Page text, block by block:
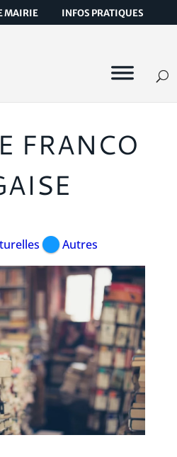
MAIRIE INFOS PRATIQUES
FRANCO
Autres